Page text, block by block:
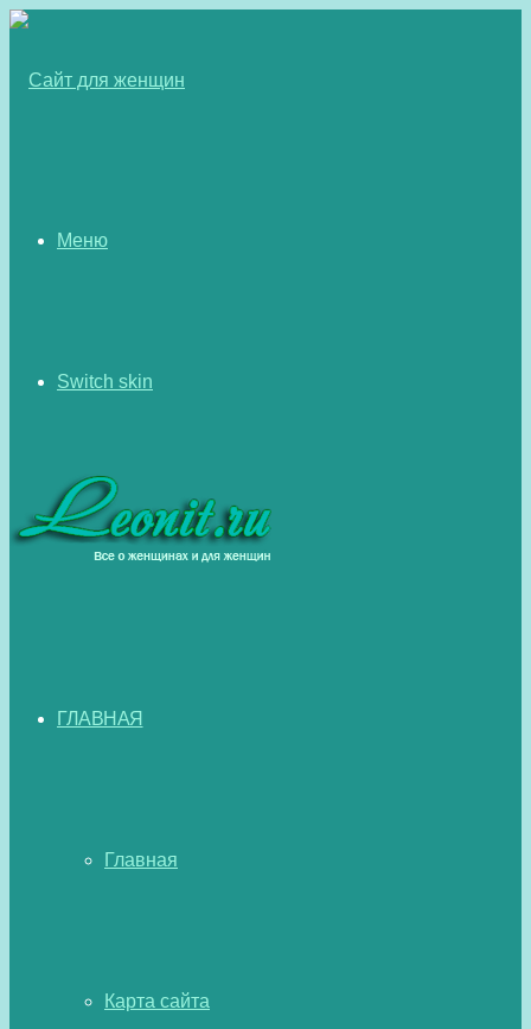
Меню
Switch skin
ГЛАВНАЯ
Главная
Карта сайта